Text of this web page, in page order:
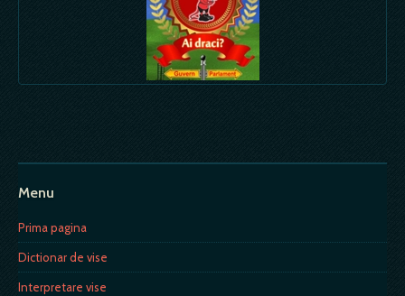
Menu
Prima pagina
Dictionar de vise
Interpretare vise